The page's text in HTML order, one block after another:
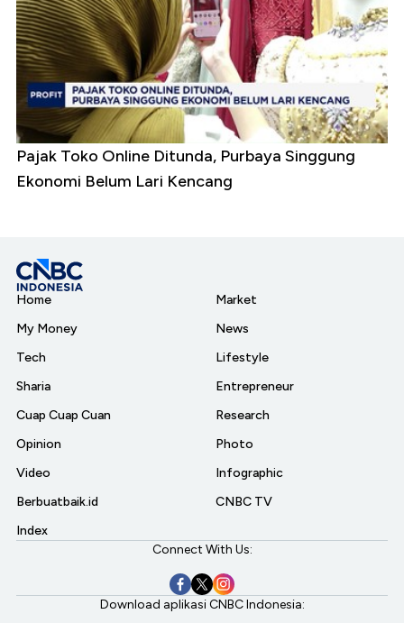
Pajak Toko Online Ditunda, Purbaya Singgung
Ekonomi Belum Lari Kencang
Home
My Money
Tech
Sharia
Cuap Cuap Cuan
Opinion
Video
Berbuatbaik.id
Index
Market
News
Lifestyle
Entrepreneur
Research
Photo
Infographic
CNBC TV
Connect With Us:
Download aplikasi CNBC Indonesia: